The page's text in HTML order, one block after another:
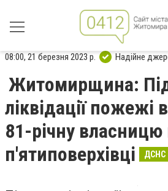
08:00, 21 березня 2023 р. Надійне
Житомирщина:
ліквідації пожежі
81-річну власницю
п'ятиповерхівці
ДСНС